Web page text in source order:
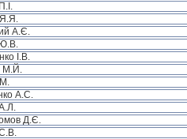
А.Є.
І.В.
М.Й.
А.С.
Д.Є.